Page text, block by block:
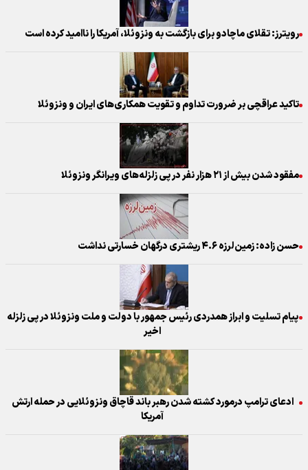
رویترز: تقلای ماچادو برای بازگشت به ونزوئلا، آمریکا را ناامید کرده است
تاکید عراقچی بر ضرورت تداوم و تقویت همکاری‌های ایران و ونزوئلا
مفقود شدن بیش از ۲۱ هزار نفر در پی زلزله‌های ویرانگر ونزوئلا
حسن زاده: زمین‌لرزه ۴.۶ ریشتری درگهان خسارتی نداشت
پیام تسلیت و ابراز همدردی رئیس جمهور با دولت و ملت ونزوئلا در پی زلزله
اخیر
ادعای ترامپ درمورد کشته شدن رهبر باند قاچاق ونزوئلایی در حمله ارتش
آمریکا